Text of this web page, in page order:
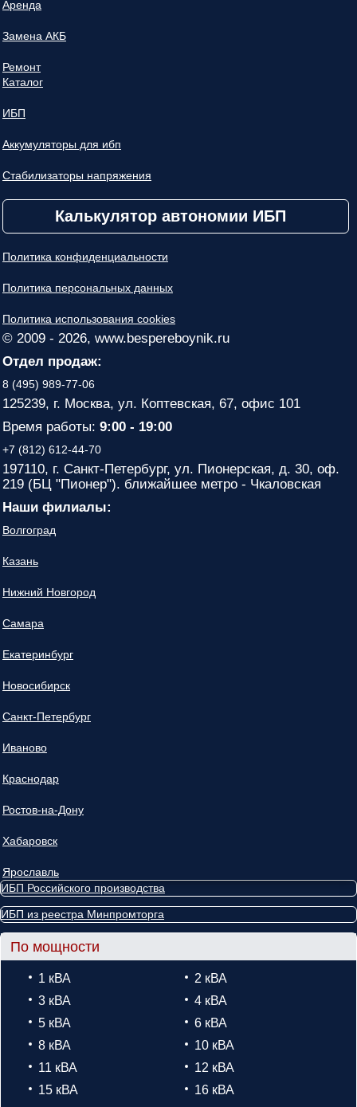
Аренда
Замена АКБ
Ремонт
Каталог
ИБП
Аккумуляторы для ибп
Стабилизаторы напряжения
Калькулятор автономии ИБП
Политика конфиденциальности
Политика персональных данных
Политика использования cookies
© 2009 - 2026, www.bespereboynik.ru
Отдел продаж:
8 (495) 989-77-06
125239, г. Москва, ул. Коптевская, 67, офис 101
Время работы: 9:00 - 19:00
+7 (812) 612-44-70
197110, г. Санкт-Петербург, ул. Пионерская, д. 30, оф.
219 (БЦ "Пионер"). ближайшее метро - Чкаловская
Наши филиалы:
Волгоград
Казань
Нижний Новгород
Самара
Екатеринбург
Новосибирск
Санкт-Петербург
Иваново
Краснодар
Ростов-на-Дону
Хабаровск
Ярославль
ИБП Российского производства
ИБП из реестра Минпромторга
По мощности
1 кВА
2 кВА
3 кВА
4 кВА
5 кВА
6 кВА
8 кВА
10 кВА
11 кВА
12 кВА
15 кВА
16 кВА